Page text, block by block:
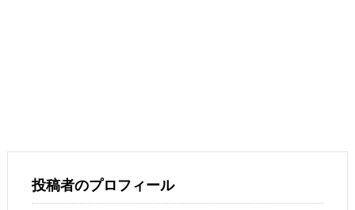
投稿者のプロフィール